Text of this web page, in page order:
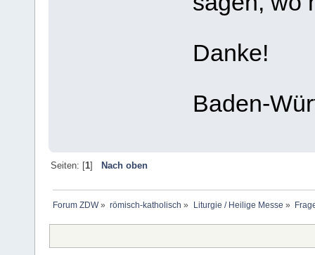
Danke!
Baden-
Seiten: [1] Nach oben
Forum ZDW» römisch-katholisch » Liturgie / Heilige Messe »